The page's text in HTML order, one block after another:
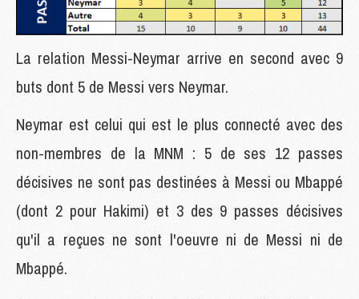
La relation Messi-Neymar arrive en second avec 9
buts dont 5 de Messi vers Neymar.
Neymar est celui qui est le plus connecté avec des
non-membres de la MNM : 5 de ses 12 passes
décisives ne sont pas destinées à Messi ou Mbappé
(dont 2 pour Hakimi) et 3 des 9 passes décisives
qu'il a reçues ne sont l'oeuvre ni de Messi ni de
Mbappé.